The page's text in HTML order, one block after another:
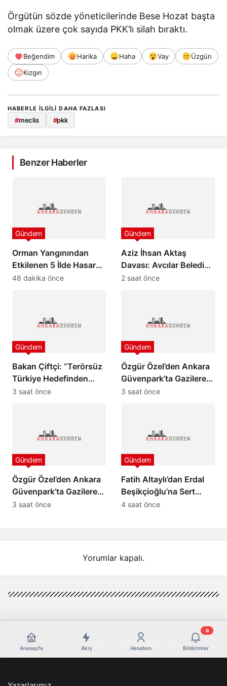
Örgütün sözde yöneticilerinde Bese Hozat başta
olmak üzere çok sayıda PKK’lı silah bıraktı.
Beğendim Harika Haha Vay
Üzgün
Kızgın
HABERLE ILGILI DAHA FAZLASI
#meclis #pkk
Benzer Haberler
Orman Yangınından
Etkilenen 5 İlde Hasar
Tespit Çalışmaları
Gündem
48 dakika önce
Aziz İhsan Aktaş
Davası: Avcılar Belediye
Başkanı Utku Caner
Gündem
2 saat önce
Bakan Çiftçi: “Terörsüz
Türkiye Hedefinden
Dönüş Yoktur”
Gündem
3 saat önce
Özgür Özel’den Ankara
Güvenpark’ta Gazilere
Ziyaret ve “Çerçeve
Gündem
3 saat önce
Özgür Özel’den Ankara
Güvenpark’ta Gazilere
Ziyaret ve “Çerçeve
Gündem
3 saat önce
Fatih Altaylı’dan Erdal
Beşikçioğlu’na Sert
Tepki: “Siz Kamu
Gündem
4 saat önce
Yorumlar kapalı.
Anasayfa Akış Hesabım Bildirimler
0